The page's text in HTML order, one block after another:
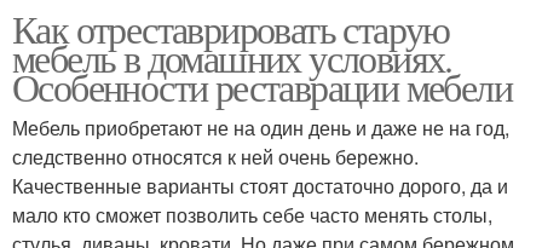
Как отреставрировать старую
мебель в домашних условиях.
Особенности реставрации мебели
Мебель приобретают не на один день и даже не на год,
следственно относятся к ней очень бережно.
Качественные варианты стоят достаточно дорого, да и
мало кто сможет позволить себе часто менять столы,